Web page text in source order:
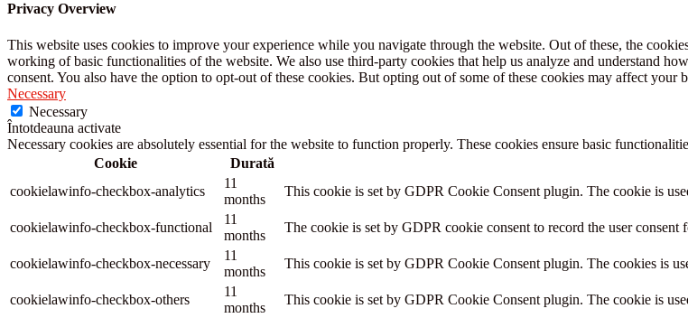
Privacy Overview
This website uses cookies to improve your experience while you navigate through the website. Out of these, the
working of basic functionalities of the website. We also use third-party cookies that help us analyze and understand
consent. You also have the option to opt-out of these cookies. But opting out of some of these cookies may affect your
Necessary
Necessary
Întotdeauna activate
Necessary cookies are absolutely essential for the website to function properly. These cookies ensure basic
Cookie
Durată
cookielawinfo-checkbox-analytics
11
months
This cookie is set by GDPR Cookie Consent plugin. The cookie is
cookielawinfo-checkbox-functional
11
months
The cookie is set by GDPR cookie consent to record the user
cookielawinfo-checkbox-necessary
11
months
This cookie is set by GDPR Cookie Consent plugin. The cookies is
cookielawinfo-checkbox-others
11
months
This cookie is set by GDPR Cookie Consent plugin. The cookie is